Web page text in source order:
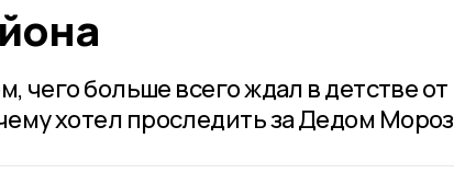
чего больше всего ждал в детстве от
хотел проследить за Дедом